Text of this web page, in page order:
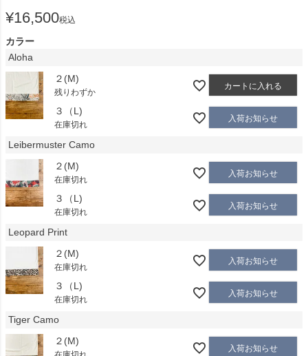
¥16,500税込
カラー
Aloha
２(M)
残りわずか
カートに入れる
３（L)
在庫切れ
入荷お知らせ
Leibermuster Camo
２(M)
在庫切れ
入荷お知らせ
３（L)
在庫切れ
入荷お知らせ
Leopard Print
２(M)
在庫切れ
入荷お知らせ
３（L)
在庫切れ
入荷お知らせ
Tiger Camo
２(M)
入荷お知らせ